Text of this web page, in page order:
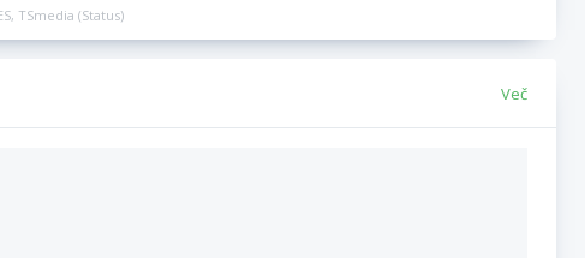
TSmedia (Status)
Več